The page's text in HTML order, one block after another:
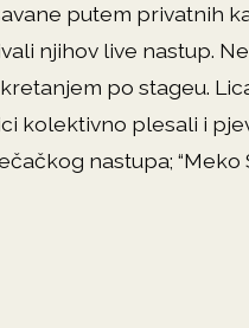
putem privatnih
njihov live nastup.
po stageu.
kolektivno plesali i
nastupa;